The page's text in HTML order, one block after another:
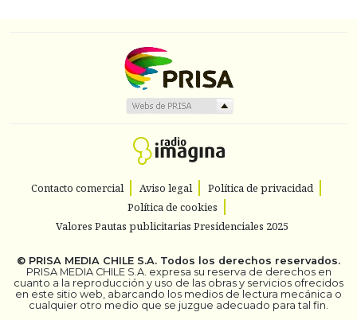
Contacto comercial Aviso legal
Política de privacidad
Política de cookies
Valores Pautas publicitarias Presidenciales 2025
© PRISA MEDIA CHILE S.A. Todos los derechos reservados.
PRISA MEDIA CHILE S.A. expresa su reserva de derechos en
cuanto a la reproducción y uso de las obras y servicios ofrecidos
en este sitio web, abarcando los medios de lectura mecánica o
cualquier otro medio que se juzgue adecuado para tal fin.